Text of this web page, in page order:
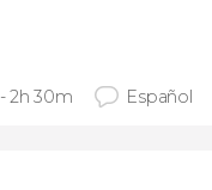
2h 30m Español